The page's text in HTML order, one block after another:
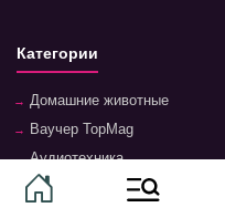
Категории
Домашние животные
Ваучер TopMag
Аудиотехника
Наушники